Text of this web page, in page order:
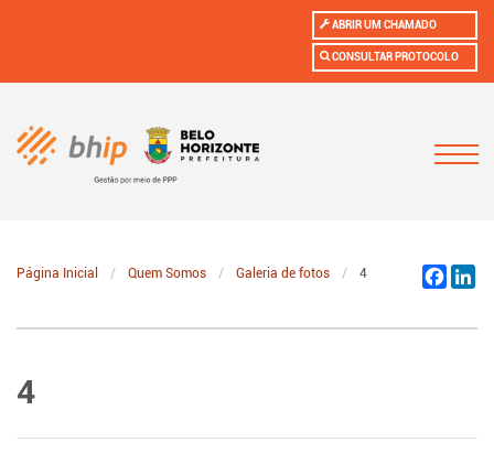
ABRIR UM CHAMADO
CONSULTAR PROTOCOLO
Página Inicial Quem Somos Galeria de fotos 4
4